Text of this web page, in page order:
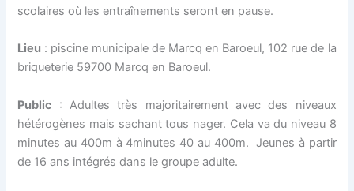
scolaires où les entraînements seront en pause.
Lieu : piscine municipale de Marcq en Baroeul, 102 rue de la
briqueterie 59700 Marcq en Baroeul.
Public : Adultes très majoritairement avec des niveaux
hétérogènes mais sachant tous nager. Cela va du niveau 8
minutes au 400m à 4minutes 40 au 400m. Jeunes à partir
de 16 ans intégrés dans le groupe adulte.